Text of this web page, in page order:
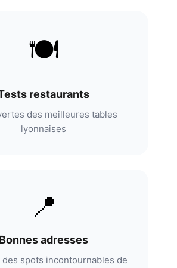
🍽️
restaurants
des meilleures tables
lyonnaises
📍
Bonnes adresses
spots incontournables de